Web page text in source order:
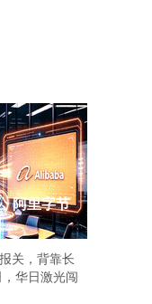
阿里字节
关，背靠长
华日激光闯